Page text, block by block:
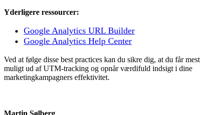
Yderligere ressourcer:
Google Analytics URL Builder
Google Analytics Help Center
Ved at følge disse best practices kan du sikre dig, at du får mest
muligt ud af UTM-tracking og opnår værdifuld indsigt i dine
marketingkampagners effektivitet.
Martin Sølberg